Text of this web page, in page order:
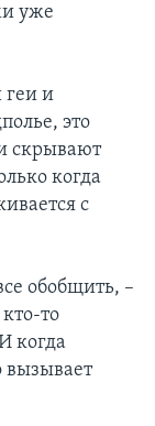
уже
геи и
это
скрывают
когда
с
обобщить, –
то
когда
вызывает